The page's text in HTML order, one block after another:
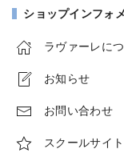
ショップインフォ
ラヴァーレに
お知らせ
お問い合わせ
スクールサイト